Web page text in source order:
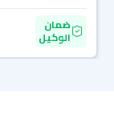
ضمان
الوكيل